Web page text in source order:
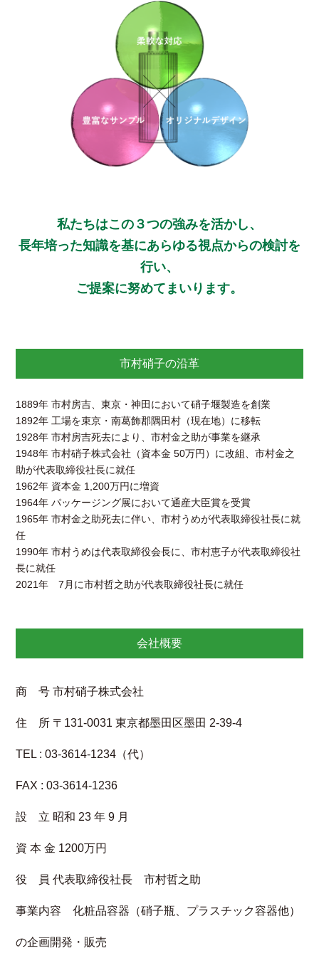
私たちはこの３つの強みを活かし、
長年培った知識を基にあらゆる視点からの検討を
行い、
ご提案に努めてまいります。
市村硝子の沿革
1889年 市村房吉、東京・神田において硝子堰製造を創業
1892年 工場を束京・南葛飾郡隅田村（現在地）に移転
1928年 市村房吉死去により、市村金之助が事業を継承
1948年 市村硝子株式会社（資本金 50万円）に改組、市村金之
助が代表取締役社長に就任
1962年 資本金 1,200万円に増資
1964年 パッケージング展において通産大臣賞を受賞
1965年 市村金之助死去に伴い、市村うめが代表取締役社長に就
任
1990年 市村うめは代表取締役会長に、市村恵子が代表取締役社
長に就任
2021年 7月に市村哲之助が代表取締役社長に就任
会社概要
商 号 市村硝子株式会社
住 所 〒131-0031 東京都墨田区墨田 2-39-4
TEL : 03-3614-1234（代）
FAX : 03-3614-1236
設 立 昭和 23 年 9 月
資 本 金 1200万円
役 員 代表取締役社長 市村哲之助
事業内容 化粧品容器（硝子瓶、プラスチック容器他）
の企画開発・販売